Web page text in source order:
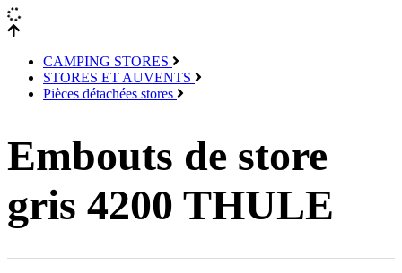
CAMPING STORES
STORES ET AUVENTS
Pièces détachées stores
Embouts de store
gris 4200 THULE